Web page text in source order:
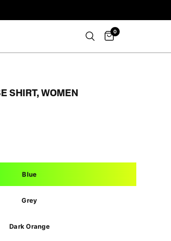
0
SHIRT, WOMEN
Blue
Grey
Dark Orange